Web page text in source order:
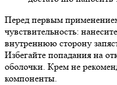
Перед первым
чувствительность:
внутреннюю сторону
Избегайте попадания на
оболочки. Крем не
компоненты.